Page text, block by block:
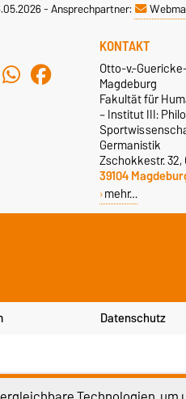
-Ansprechpartner:
KONTAKT
Otto-v.-
Magdeburg
Fakultät für
– Institut III:
Germanistik
Zschokkestr. 32,
39104
mehr…
Datenschutz